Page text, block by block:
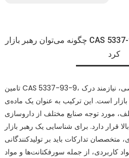
چگونه می‌توان رهبر بازار CAS 5337-93-9 را برای سال جاری تهیه
کرد
تامین CAS 5337-93-9، یک ترکیب شیمیایی تخصصی، نیازمند درک
است. این ترکیب به عنوان یک ماده‌ی
مورد توجه صنایع مختلف از داروسازی
قرار دارد. برای شناسایی یک رهبر بازار
تدارکات باید بر تولیدکنندگانی
کاربردی، از جمله سورفکتانت‌ها و مواد